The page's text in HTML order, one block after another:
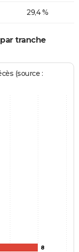
29,4 %
tranche
(source :
8